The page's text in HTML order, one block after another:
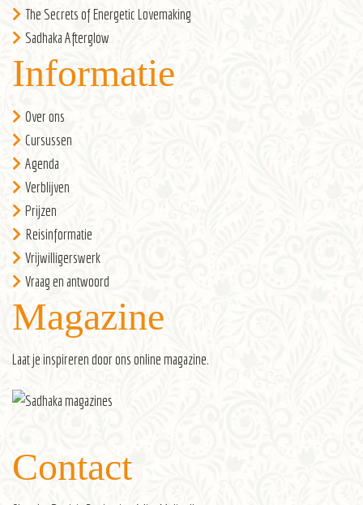
The Secrets of Energetic Lovemaking
Sadhaka Afterglow
Informatie
Over ons
Cursussen
Agenda
Verblijven
Prijzen
Reisinformatie
Vrijwilligerswerk
Vraag en antwoord
Magazine
Laat je inspireren door onsonline magazine.
Contact